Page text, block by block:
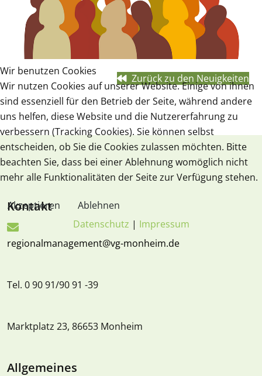
Zurück zu den Neuigkeiten
Kontakt
regionalmanagement@vg-monheim.de
Tel. 0 90 91/90 91 -39
Marktplatz 23, 86653 Monheim
Allgemeines
Wir benutzen Cookies
Wir nutzen Cookies auf unserer Website. Einige von ihnen
sind essenziell für den Betrieb der Seite, während andere
uns helfen, diese Website und die Nutzererfahrung zu
verbessern (Tracking Cookies). Sie können selbst
entscheiden, ob Sie die Cookies zulassen möchten. Bitte
beachten Sie, dass bei einer Ablehnung womöglich nicht
mehr alle Funktionalitäten der Seite zur Verfügung stehen.
Akzeptieren
Ablehnen
Datenschutz | Impressum